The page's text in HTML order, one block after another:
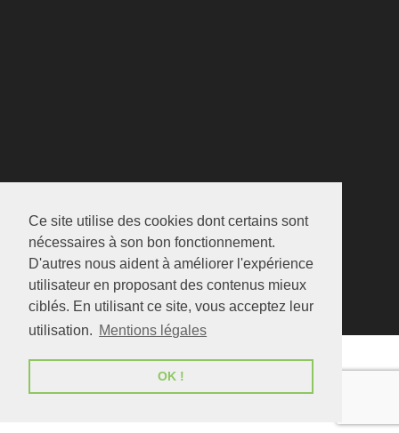
Ce site utilise des cookies dont certains sont
nécessaires à son bon fonctionnement.
D'autres nous aident à améliorer l'expérience
utilisateur en proposant des contenus mieux
ciblés. En utilisant ce site, vous acceptez leur
utilisation. Mentions légales
OK !
LMP Santé